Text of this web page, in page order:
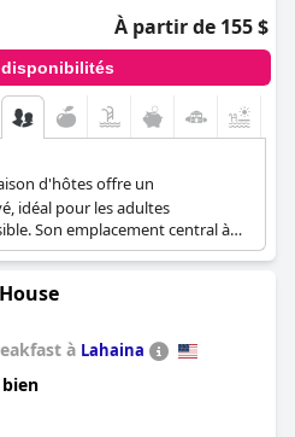
À partir de 155 $
disponibilités
d'hôtes offre un
idéal pour les adultes
Son emplacement central à
pour explorer l'île. Son accent
un séjour relaxant et agréable.
à Lahaina
bien